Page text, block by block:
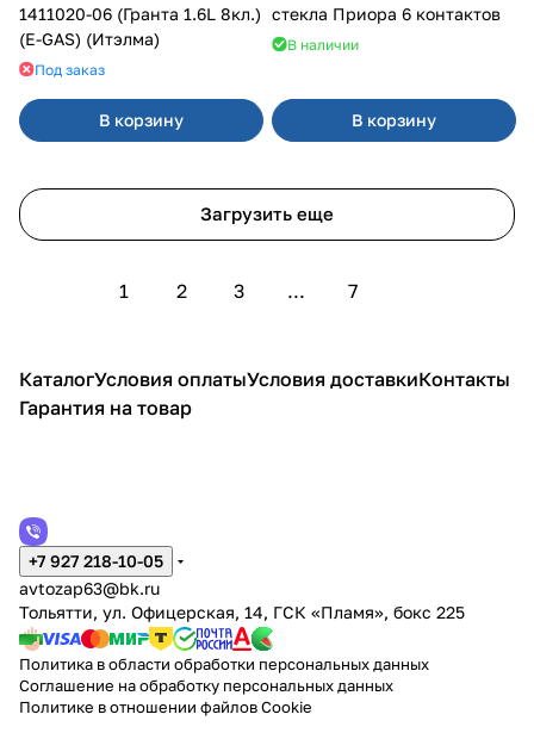
1411020-06 (Гранта 1.6L 8кл.)
(E-GAS) (Итэлма)
Под заказ
В корзину
стекла Приора 6 контактов
В наличии
В корзину
Загрузить еще
1 2 3 ... 7
КаталогУсловия оплатыУсловия доставкиКонтакты
Гарантия на товар
+7 927 218-10-05
avtozap63@bk.ru
Тольятти, ул. Офицерская, 14, ГСК «Пламя», бокс 225
Политика в области обработки персональных данных
Соглашение на обработку персональных данных
Политике в отношении файлов Cookie